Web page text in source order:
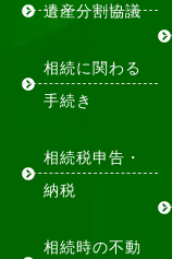
遺産分割協議
相続に関わる
手続き
相続税申告・
納税
相続時の不動